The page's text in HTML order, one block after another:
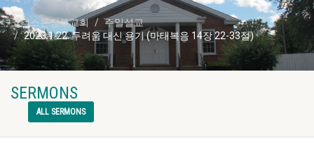
코너스톤장로교회
주일설교
2023.1.22. 두려움 대신 용기 (마태복음 14장 22-33절)
SERMONS
ALL SERMONS